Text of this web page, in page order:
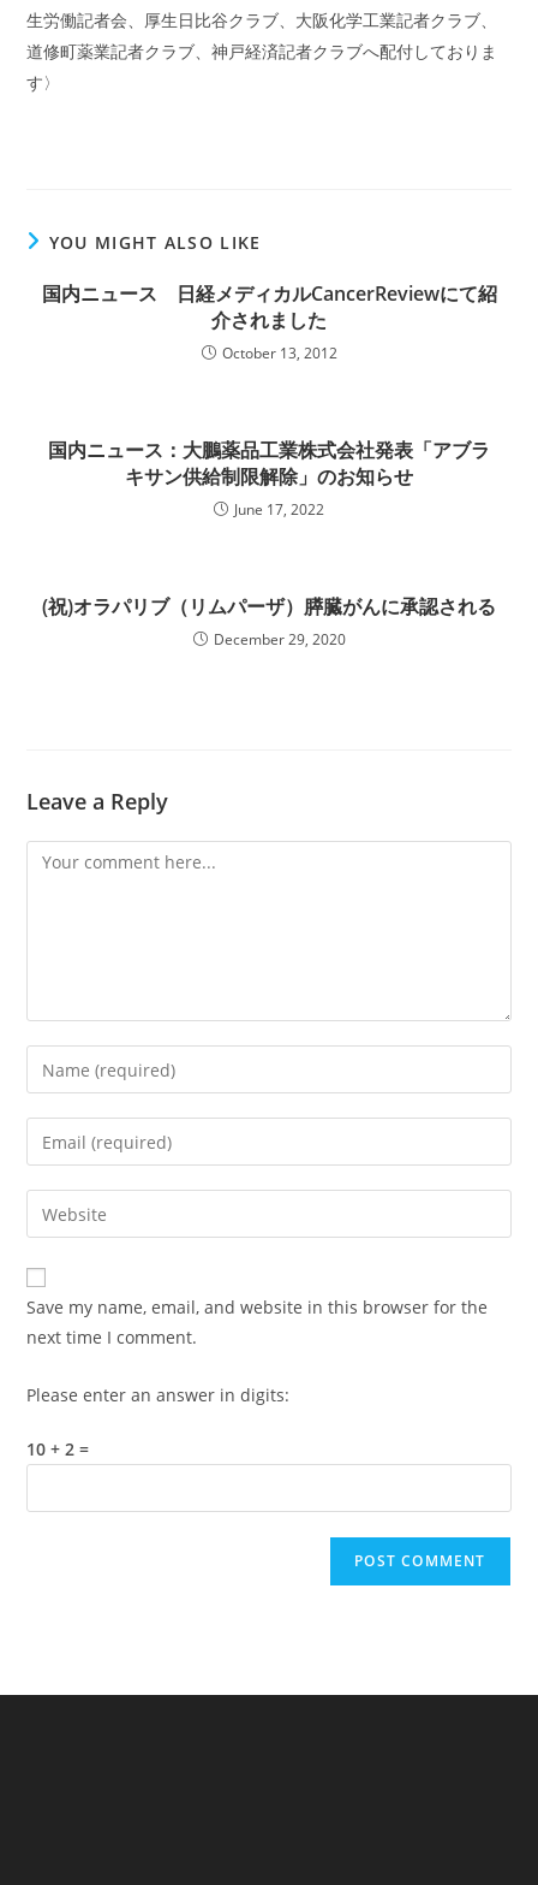
生労働記者会、厚生日比谷クラブ、大阪化学工業記者クラブ、
道修町薬業記者クラブ、神戸経済記者クラブへ配付しておりま
す〉
YOU MIGHT ALSO LIKE
国内ニュース 日経メディカルCancerReviewにて紹
介されました
October 13, 2012
国内ニュース：大鵬薬品工業株式会社発表「アブラ
キサン供給制限解除」のお知らせ
June 17, 2022
(祝)オラパリブ（リムパーザ）膵臓がんに承認される
December 29, 2020
Leave a Reply
Comment
Enter
your
name
comment
Enter
your
email
address
comment
Enter
your
website
URL
(optional)
Save my name, email, and website in this browser for the
next time I comment.
Please enter an answer in digits:
10 + 2 =